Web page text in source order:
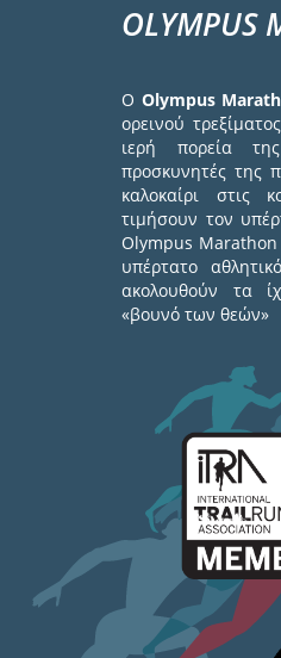
OLYMPUS
Ο Olympus
ορεινού
ιερή πορεία
προσκυνητές της
καλοκαίρι
τιμήσουν τον
Olympus Marathon
υπέρτατο
ακολουθούν τα
«βουνό των θεών»